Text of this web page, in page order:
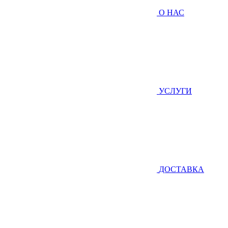
О НАС
УСЛУГИ
ДОСТАВКА